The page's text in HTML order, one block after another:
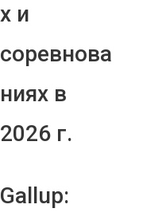
х и
соревнова
ниях в
2026 г.
Gallup: